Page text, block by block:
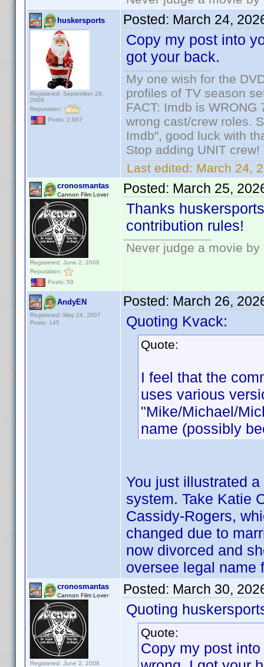
huskersports
Registered: September 29,
2008
Reputation:
Posts: 2,667
Posted: March 24,
Copy my post into
got your back.
My one wish for the
profiles of TV season
FACT: Imdb is
wrong cast/crew roles.
Imdb", good luck with
Stop adding UNIT
Last edited: March 24,
cronosmantas
Cannon Film Lover
Registered: June 2, 2008
Reputation:
Posts: 59
Posted: March 25,
Thanks
contribution rules!
Never judge a movie
AndyEN
Registered: May 24, 2007
Posts: 145
Posted: March 26,
Quoting Kvack:
Quote:
I feel that the
uses various
"Mike/Michael/
name (possibly
You just illustrated
system. Take Katie
Cassidy-Rogers,
changed due to
now divorced and
oversee legal name
cronosmantas
Cannon Film Lover
Registered: June 2, 2008
Posted: March 30,
Quoting
Quote:
Copy my post